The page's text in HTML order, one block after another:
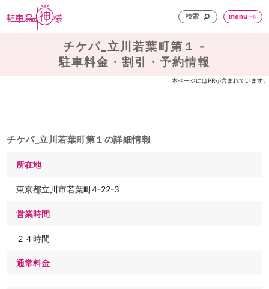
検索 menu
チケパ_立川若葉町第１ -
駐車料金・割引・予約情報
本ページにはPRが含まれています。
チケパ_立川若葉町第１の詳細情報
所在地
東京都立川市若葉町4-22-3
営業時間
２４時間
通常料金